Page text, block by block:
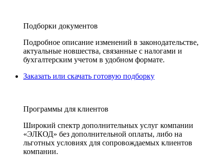
Подборки документов
Подробное описание изменений в законодательстве,
актуальные новшества, связанные с налогами и
бухгалтерским учетом в удобном формате.
Заказать или скачать готовую подборку
Программы для клиентов
Широкий спектр дополнительных услуг компании
«ЭЛКОД» без дополнительной оплаты, либо на
льготных условиях для сопровождаемых клиентов
компании.